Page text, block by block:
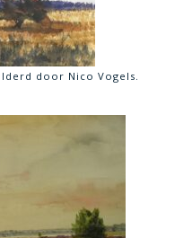
door Nico Vogels.